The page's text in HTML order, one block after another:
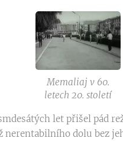
Memaliaj v 60.
letech 20. století
let přišel pád
nerentabilního dolu bez